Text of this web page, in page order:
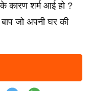
कारण शर्म आई हो ?
जो अपनी घर की